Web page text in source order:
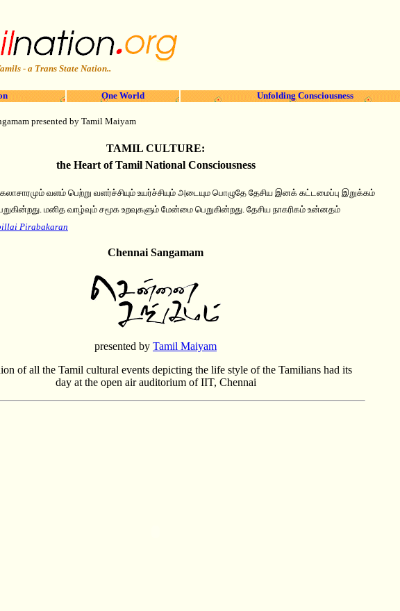
- a Trans State Nation..
One World Unfolding Consciousness
presented by Tamil Maiyam
TAMIL CULTURE:
the Heart of Tamil National Consciousness
வளம் பெற்று வளர்ச்சியும் உயர்ச்சியும் அடையும பொழுதே தேசிய இனக் கட்டமைப்பு இறுக்கம்
மனித வாழ்வும் சமூக உறவுகளும் மேன்மை பெறுகின்றது. தேசிய நாகரிகம் உன்னதம்
Pirabakaran
Chennai Sangamam
presented by Tamil Maiyam
of all the Tamil cultural events depicting the life style of the Tamilians had its
day at the open air auditorium of IIT, Chennai